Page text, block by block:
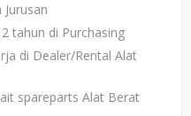
tahun di Purchasing
di Dealer/Rental Alat
spareparts Alat Berat